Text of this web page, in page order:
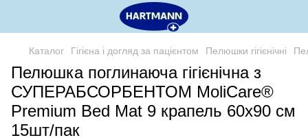
Каталог Гігієна і догляд за пацієнтом Пелюшки гігієнічні
Пелюшка поглинаюча гігієнічна з
СУПЕРАБСОРБЕНТОМ MoliCare®
Premium Bed Mat 9 крапель 60x90 см
15шт/пак